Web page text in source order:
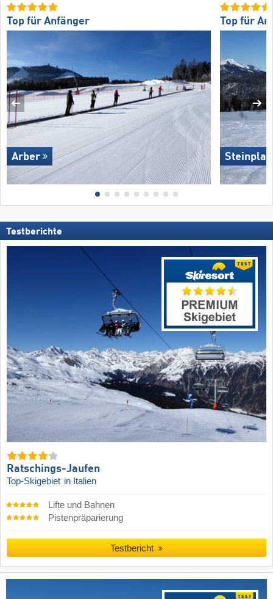
Top für Anfänger
Arber
Top für
Testberichte
Ratschings-Jaufen
Top-Skigebiet in Italien
Lifte und Bahnen
Pistenpräparierung
Testbericht